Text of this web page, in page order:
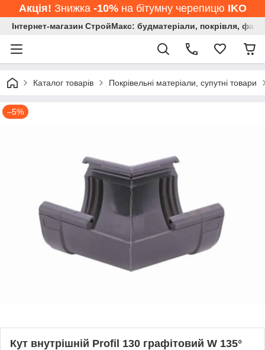
Акція! Знижка -10%на бітумну черепицю IKO
Інтернет-магазин СтройМакс: будматеріали, покрівля,
Каталог товарів Покрівельні матеріали, супутні товари
–5%
Кут внутрішній Profil 130 графітовий W 135°